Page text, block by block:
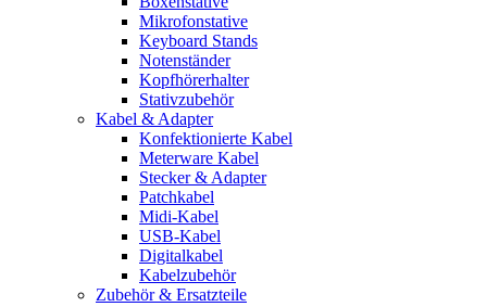
Mikrofonstative
Keyboard Stands
Notenständer
Kopfhörerhalter
Stativzubehör
Kabel & Adapter
Konfektionierte Kabel
Meterware Kabel
Stecker & Adapter
Patchkabel
Midi-Kabel
USB-Kabel
Digitalkabel
Kabelzubehör
Zubehör & Ersatzteile